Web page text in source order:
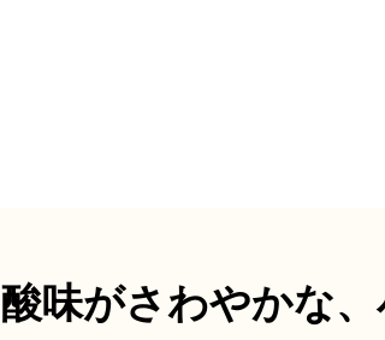
酸味がさわやかな、